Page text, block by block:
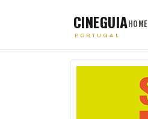
CINEGUIA
PORTUGAL
HOME